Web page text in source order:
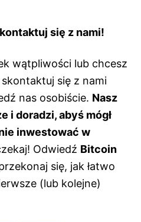
się z nami!
wątpliwości lub chcesz
się z nami
nas osobiście. Nasz
i doradzi, abyś mógł
inwestować w
Odwiedź Bitcoin
się, jak łatwo
(lub kolejne)